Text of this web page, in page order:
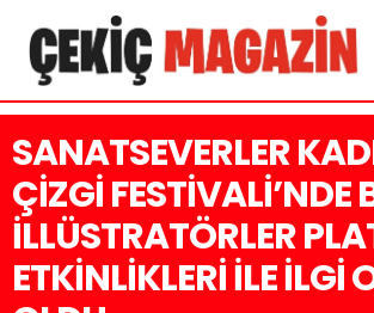
SANATSEVERLER
ÇİZGİ FESTİVALİ’NDE
İLLÜSTRATÖRLER
ETKİNLİKLERİ İLE İLGİ